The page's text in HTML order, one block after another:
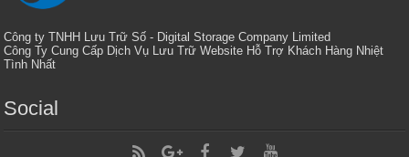
Công ty TNHH Lưu Trữ Số - Digital Storage Company Limited
Công Ty Cung Cấp Dịch Vụ Lưu Trữ Website Hỗ Trợ Khách Hàng Nhiệt
Tình Nhất
Social